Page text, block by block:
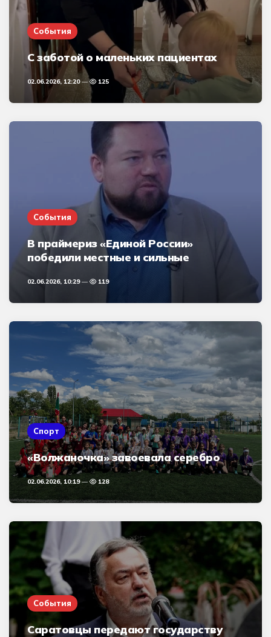
События
С заботой о маленьких пациентах
02.06.2026, 12:20 125
События
В праймериз «Единой России»
победили местные и сильные
02.06.2026, 10:29 119
Спорт
«Волжаночка» завоевала серебро
02.06.2026, 10:19 128
События
Саратовцы передают государству